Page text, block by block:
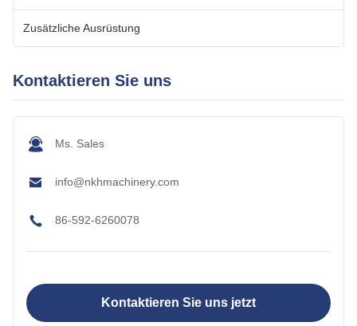
Zusätzliche Ausrüstung
Kontaktieren Sie uns
Ms. Sales
info@nkhmachinery.com
86-592-6260078
Kontaktieren Sie uns jetzt